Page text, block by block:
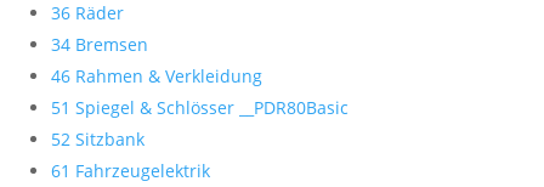
36 Räder
34 Bremsen
46 Rahmen & Verkleidung
51 Spiegel & Schlösser __PDR80Basic
52 Sitzbank
61 Fahrzeugelektrik